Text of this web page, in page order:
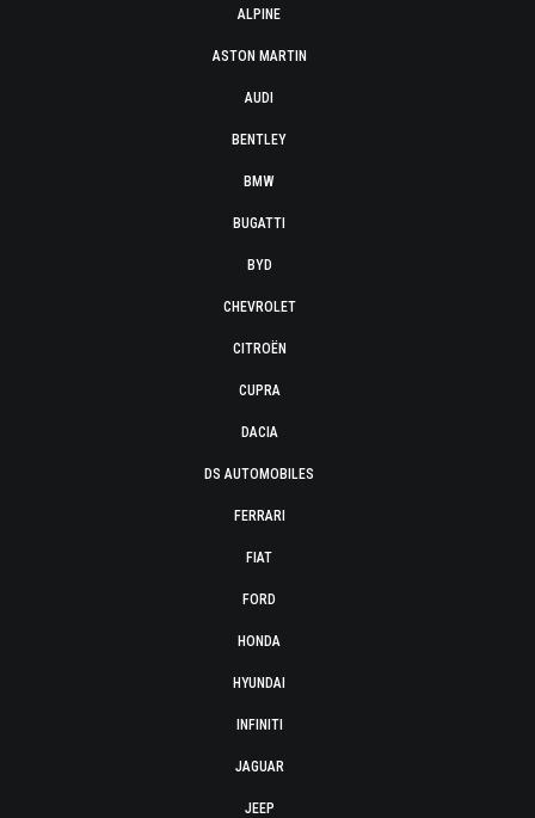
ALPINE
ASTON MARTIN
AUDI
BENTLEY
BMW
BUGATTI
BYD
CHEVROLET
CITROËN
CUPRA
DACIA
DS AUTOMOBILES
FERRARI
FIAT
FORD
HONDA
HYUNDAI
INFINITI
JAGUAR
JEEP